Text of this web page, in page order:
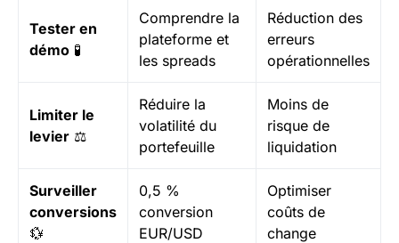
Tester en
démo 🧪
Comprendre la
plateforme et
les spreads
Réduction des
erreurs
opérationnelles
Limiter le
levier ⚖️
Réduire la
volatilité du
portefeuille
Moins de
risque de
liquidation
Surveiller
conversions
💱
0,5 %
conversion
EUR/USD
Optimiser
coûts de
change